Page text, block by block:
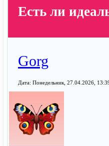
Есть ли
Gorg
Дата: Понедельник, 27.04.2026,